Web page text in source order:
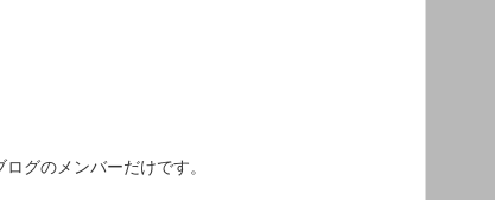
グのメンバーだけです。